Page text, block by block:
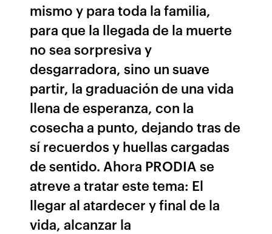
mismo y para toda la familia,
para que la llegada de la muerte
no sea sorpresiva y
desgarradora, sino un suave
partir, la graduación de una vida
llena de esperanza, con la
cosecha a punto, dejando tras de
sí recuerdos y huellas cargadas
de sentido. Ahora PRODIA se
atreve a tratar este tema: El
llegar al atardecer y final de la
vida, alcanzar la